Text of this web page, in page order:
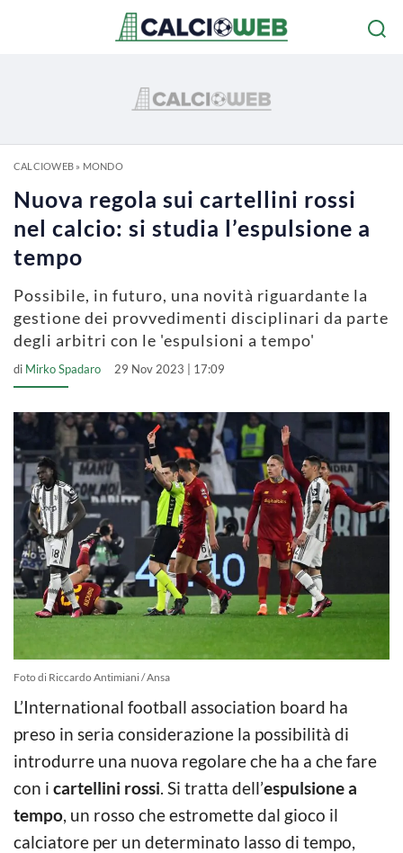
CALCIOWEB» MONDO
Nuova regola sui cartellini rossi
nel calcio: si studia l’espulsione a
tempo
Possibile, in futuro, una novità riguardante la
gestione dei provvedimenti disciplinari da parte
degli arbitri con le 'espulsioni a tempo'
di Mirko Spadaro 29 Nov 2023 | 17:09
Foto di Riccardo Antimiani / Ansa
L’International football association board ha
preso in seria considerazione la possibilità di
introdurre una nuova regolare che ha a che fare
con i cartellini rossi. Si tratta dell’espulsione a
tempo, un rosso che estromette dal gioco il
calciatore per un determinato lasso di tempo,